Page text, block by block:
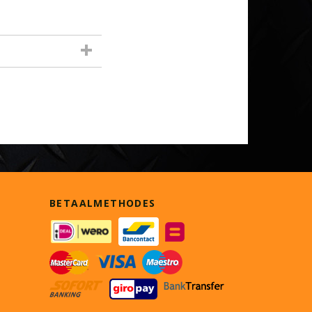
BETAALMETHODES